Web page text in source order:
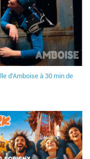
d'Amboise à 30 min de